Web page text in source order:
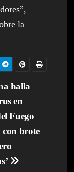
la
halla
en
Fuego
con brote